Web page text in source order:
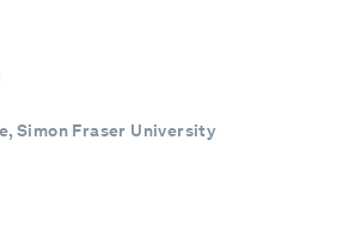
Simon Fraser University